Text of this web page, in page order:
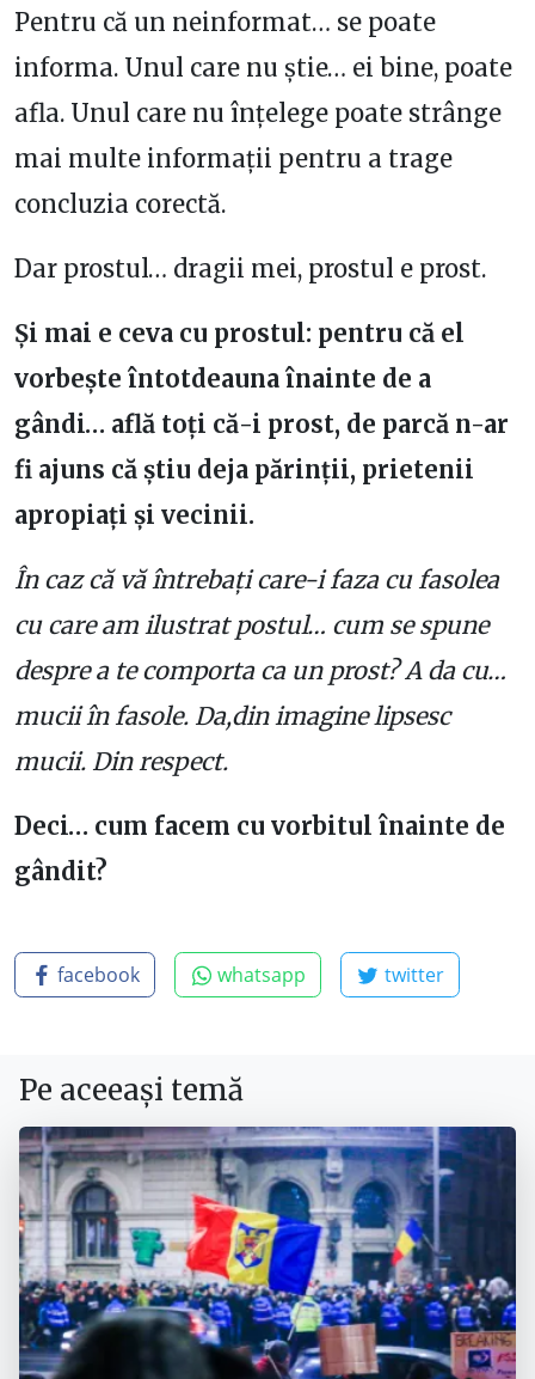
Pentru că un neinformat… se poate
informa. Unul care nu știe… ei bine, poate
afla. Unul care nu înțelege poate strânge
mai multe informații pentru a trage
concluzia corectă.
Dar prostul… dragii mei, prostul e prost.
Și mai e ceva cu prostul: pentru că el
vorbește întotdeauna înainte de a
gândi… află toți că-i prost, de parcă n-ar
fi ajuns că știu deja părinții, prietenii
apropiați și vecinii.
În caz că vă întrebați care-i faza cu fasolea
cu care am ilustrat postul… cum se spune
despre a te comporta ca un prost? A da cu…
mucii în fasole. Da,din imagine lipsesc
mucii. Din respect.
Deci… cum facem cu vorbitul înainte de
gândit?
facebook whatsapp twitter
Pe aceeași temă